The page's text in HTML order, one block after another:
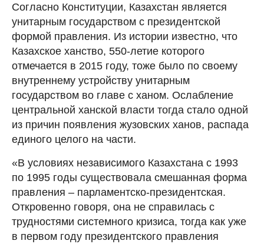
Согласно Конституции, Казахстан является
унитарным государством с президентской
формой правления. Из истории известно, что
Казахское ханство, 550-летие которого
отмечается в 2015 году, тоже было по своему
внутреннему устройству унитарным
государством во главе с ханом. Ослабление
центральной ханской власти тогда стало одной
из причин появления жузовских ханов, распада
единого целого на части.
«В условиях независимого Казахстана с 1993
по 1995 годы существовала смешанная форма
правления – парламентско-президентская.
Откровенно говоря, она не справилась с
трудностями системного кризиса, тогда как уже
в первом году президентского правления